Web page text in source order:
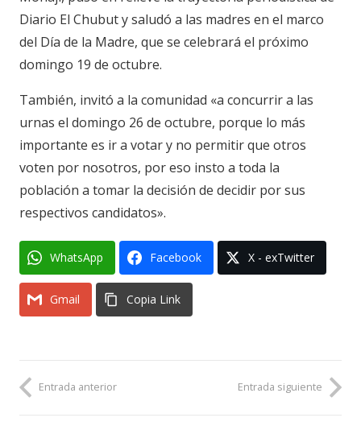
Diario El Chubut y saludó a las madres en el marco
del Día de la Madre, que se celebrará el próximo
domingo 19 de octubre.
También, invitó a la comunidad «a concurrir a las
urnas el domingo 26 de octubre, porque lo más
importante es ir a votar y no permitir que otros
voten por nosotros, por eso insto a toda la
población a tomar la decisión de decidir por sus
respectivos candidatos».
WhatsApp Facebook X - exTwitter
Gmail Copia Link
Entrada anterior Entrada siguiente